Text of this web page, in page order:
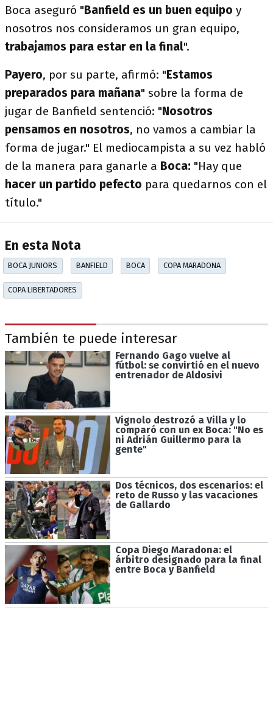
Boca aseguró "Banfield es un buen equipo y
nosotros nos consideramos un gran equipo,
trabajamos para estar en la final".
Payero, por su parte, afirmó: "Estamos
preparados para mañana" sobre la forma de
jugar de Banfield sentenció: "Nosotros
pensamos en nosotros, no vamos a cambiar la
forma de jugar." El mediocampista a su vez habló
de la manera para ganarle a Boca: "Hay que
hacer un partido pefecto para quedarnos con el
título."
En esta Nota
BOCA JUNIORS BANFIELD BOCA COPA MARADONA
COPA LIBERTADORES
También te puede interesar
Fernando Gago vuelve al
fútbol: se convirtió en el nuevo
entrenador de Aldosivi
Vignolo destrozó a Villa y lo
comparó con un ex Boca: "No es
ni Adrián Guillermo para la
gente"
Dos técnicos, dos escenarios: el
reto de Russo y las vacaciones
de Gallardo
Copa Diego Maradona: el
árbitro designado para la final
entre Boca y Banfield